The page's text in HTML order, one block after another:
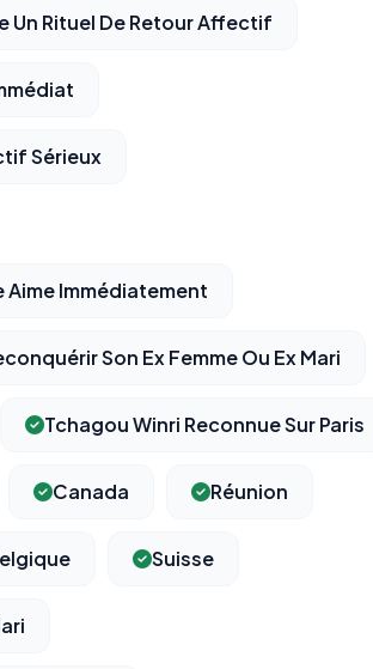
Un Rituel De Retour Affectif
Sérieux
Aime Immédiatement
Son Ex Femme Ou Ex Mari
Tchagou Winri Reconnue Sur Paris
Canada Réunion
Suisse